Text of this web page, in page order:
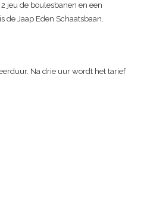
jeu de boulesbanen en een
de Jaap Eden Schaatsbaan.
Na drie uur wordt het tarief